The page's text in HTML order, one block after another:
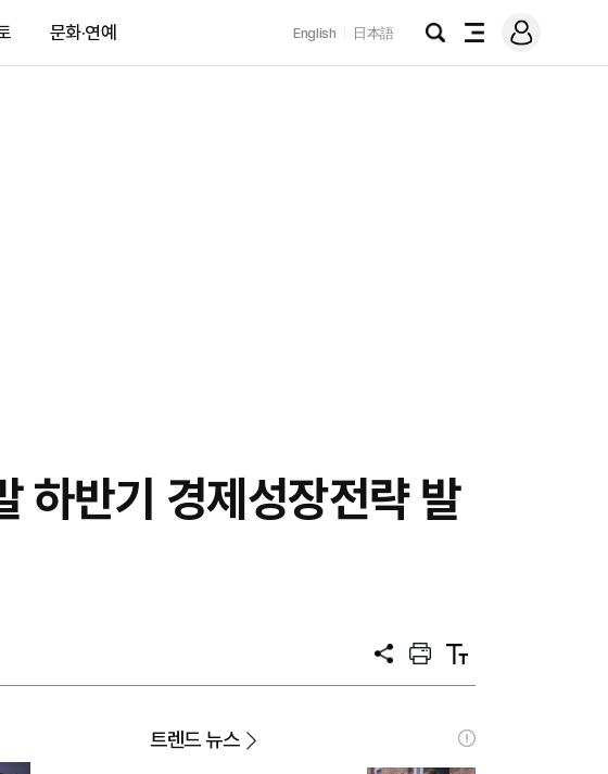
문화·연예 English 日本語
검
전
메
그
하반기 경제성장전략 발
공
프
트
텍
트
트렌드 뉴스